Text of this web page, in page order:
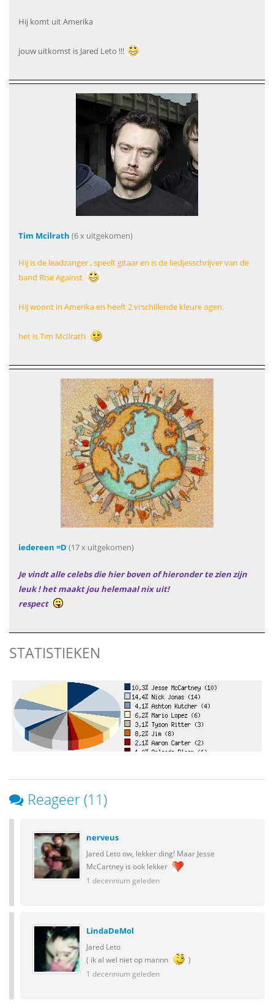
Hij komt uit Amerika
jouw uitkomst is Jared Leto !!!
Tim Mcilrath (6 x uitgekomen)
Hij is de leadzanger , speelt gitaar en is de liedjesschrijver van de
band Rise Against
Hij woont in Amerika en heeft 2 vrschillende kleure ogen.
het is Tim McIlrath
iedereen =D (17 x uitgekomen)
Je vindt alle celebs die hier boven of hieronder te zien zijn
leuk ! het maakt jou helemaal nix uit!
respect
STATISTIEKEN
Reageer (11)
nerveus
Jared Leto ow, lekker ding! Maar Jesse
McCartney is ook lekker
1 decennium geleden
LindaDeMol
Jared Leto
( ik al wel niet op mannn
)
1 decennium geleden